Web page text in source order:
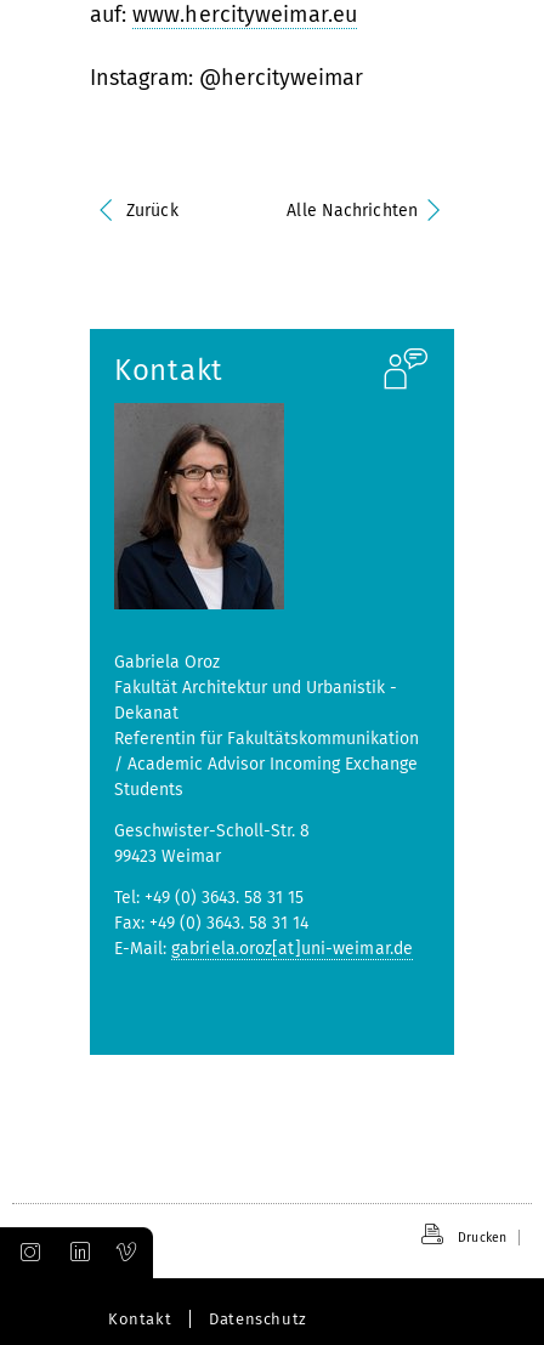
auf: www.hercityweimar.eu
Instagram: @hercityweimar
Zurück Alle Nachrichten
Kontakt
Gabriela Oroz
Fakultät Architektur und Urbanistik -
Dekanat
Referentin für Fakultätskommunikation
/ Academic Advisor Incoming Exchange
Students
Geschwister-Scholl-Str. 8
99423 Weimar
Tel: +49 (0) 3643. 58 31 15
Fax: +49 (0) 3643. 58 31 14
E-Mail: gabriela.oroz[at]uni-weimar.de
Drucken
Kontakt Datenschutz